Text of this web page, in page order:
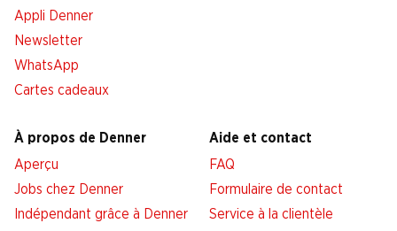
Appli Denner
Newsletter
WhatsApp
Cartes cadeaux
À propos de Denner
Aperçu
Jobs chez Denner
Indépendant grâce à Denner
Aide et contact
FAQ
Formulaire de contact
Service à la clientèle